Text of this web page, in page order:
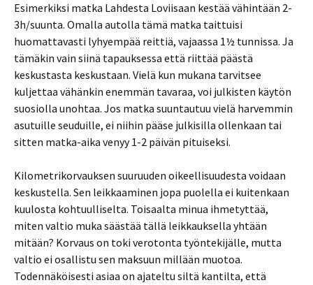
Esimerkiksi matka Lahdesta Loviisaan kestää vähintään 2-
3h/suunta. Omalla autolla tämä matka taittuisi
huomattavasti lyhyempää reittiä, vajaassa 1½ tunnissa. Ja
tämäkin vain siinä tapauksessa että riittää päästä
keskustasta keskustaan. Vielä kun mukana tarvitsee
kuljettaa vähänkin enemmän tavaraa, voi julkisten käytön
suosiolla unohtaa. Jos matka suuntautuu vielä harvemmin
asutuille seuduille, ei niihin pääse julkisilla ollenkaan tai
sitten matka-aika venyy 1-2 päivän pituiseksi.
Kilometrikorvauksen suuruuden oikeellisuudesta voidaan
keskustella. Sen leikkaaminen jopa puolella ei kuitenkaan
kuulosta kohtuulliselta. Toisaalta minua ihmetyttää,
miten valtio muka säästää tällä leikkauksella yhtään
mitään? Korvaus on toki verotonta työntekijälle, mutta
valtio ei osallistu sen maksuun millään muotoa.
Todennäköisesti asiaa on ajateltu siltä kantilta, että